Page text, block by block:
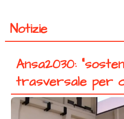
Notizie
Ansa2030:
trasversale per